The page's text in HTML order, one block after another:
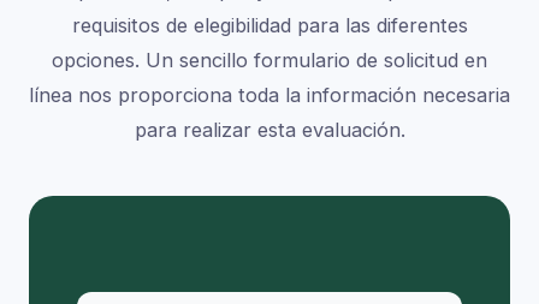
requisitos de elegibilidad para las diferentes
opciones. Un sencillo formulario de solicitud en
línea nos proporciona toda la información necesaria
para realizar esta evaluación.